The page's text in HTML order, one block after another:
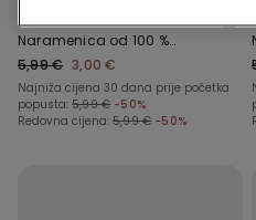
Bodi za Bebe Širokih
Naramenica od 100 %
Pamuka s Printom
5,99 € 3,00 €
Najniža cijena 30 dana prije početka
popusta: 5,99 € -50%
Redovna cijena: 5,99 € -50%